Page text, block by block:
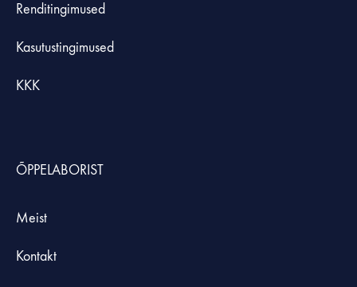
Renditingimused
Kasutustingimused
KKK
ÕPPELABORIST
Meist
Kontakt